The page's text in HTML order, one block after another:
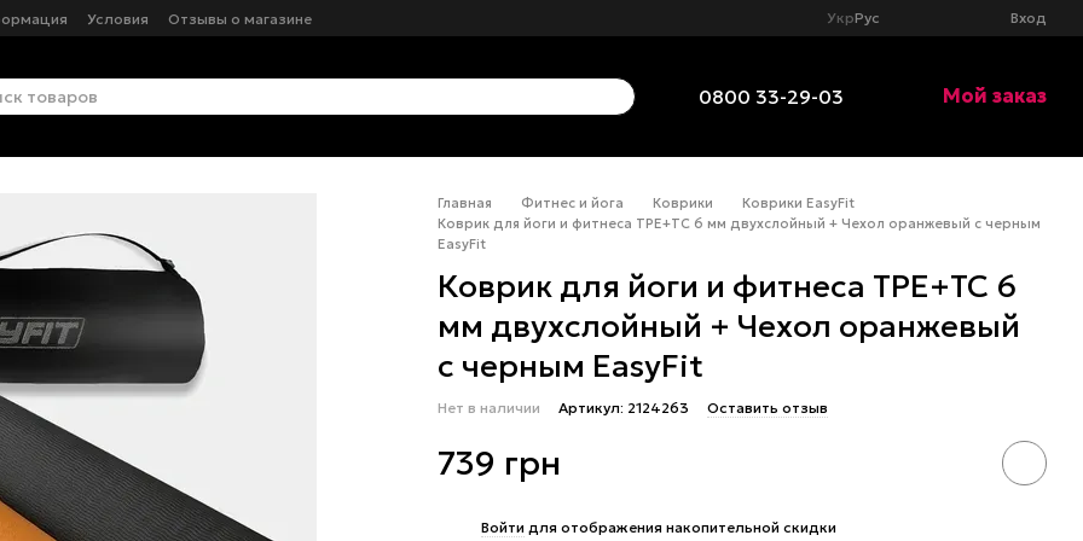
Условия Отзывы о магазине УкрРус Вход
0800 33-29-03 Мой заказ
Главная Фитнес и йога Коврики
Коврики EasyFit
Коврик для йоги и фитнеса TPE+TC 6 мм двухслойный + Чехол оранжевый с черным
EasyFit
Коврик для йоги и фитнеса TPE+TC 6
мм двухслойный + Чехол оранжевый
с черным EasyFit
Нет в наличии Артикул: 2124263 Оставить отзыв
739 грн
Войти для отображения накопительной скидки